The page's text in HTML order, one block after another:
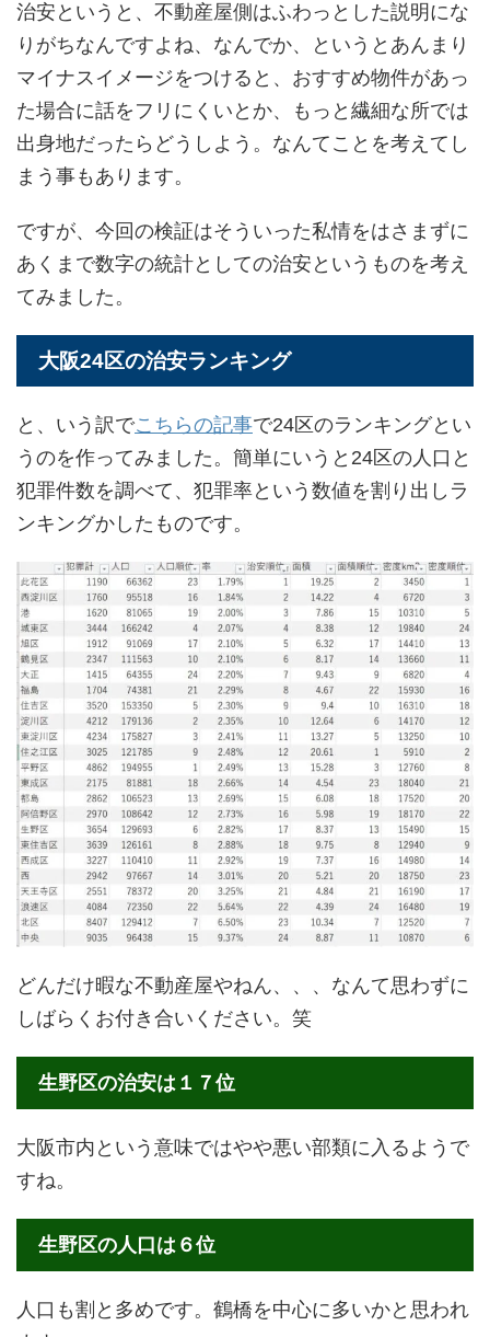
治安というと、不動産屋側はふわっとした説明にな
りがちなんですよね、なんでか、というとあんまり
マイナスイメージをつけると、おすすめ物件があっ
た場合に話をフリにくいとか、もっと繊細な所では
出身地だったらどうしよう。なんてことを考えてし
まう事もあります。
ですが、今回の検証はそういった私情をはさまずに
あくまで数字の統計としての治安というものを考え
てみました。
大阪24区の治安ランキング
と、いう訳でこちらの記事で24区のランキングとい
うのを作ってみました。簡単にいうと24区の人口と
犯罪件数を調べて、犯罪率という数値を割り出しラ
ンキングかしたものです。
どんだけ暇な不動産屋やねん、、、なんて思わずに
しばらくお付き合いください。笑
生野区の治安は１７位
大阪市内という意味ではやや悪い部類に入るようで
すね。
生野区の人口は６位
人口も割と多めです。鶴橋を中心に多いかと思われ